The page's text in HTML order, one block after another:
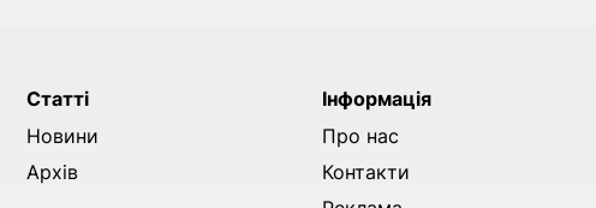
Статті
Новини
Архів
Інформація
Про нас
Контакти